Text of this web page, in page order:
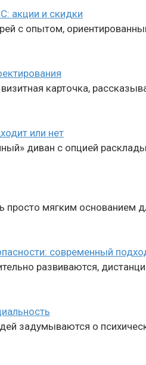
акции и скидки
с опытом,
карточка,
или нет
диван с опцией
просто мягким основанием
современный
развиваются,
задумываются о